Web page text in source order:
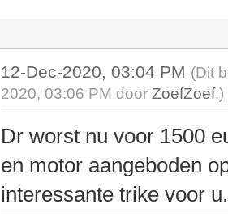
12-Dec-2020, 03:04 PM (Dit
2020, 03:06 PM doorZoefZoef.)
Dr worst nu voor 1500
en motor aangeboden
interessante trike voor u.